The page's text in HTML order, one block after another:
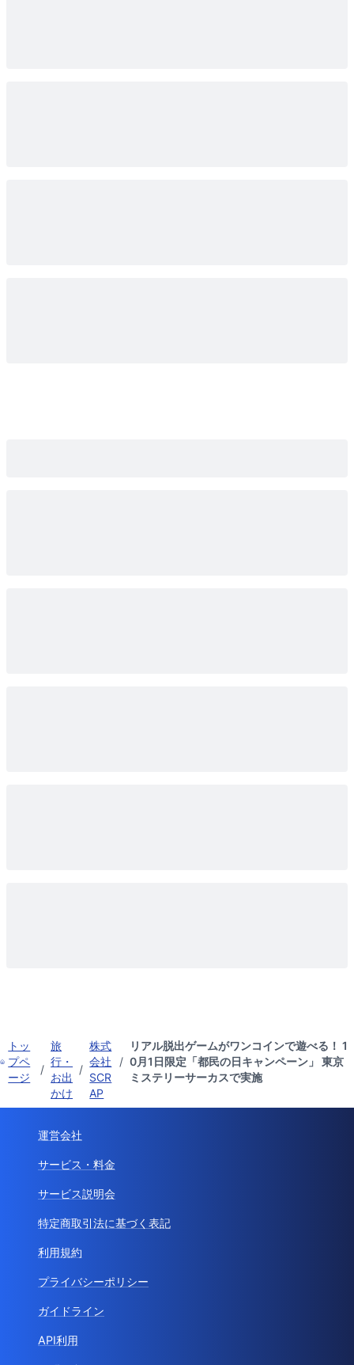
トッ
プペ
ージ
/
旅
行・
お出
かけ
/
株式
会社
SCR
AP
/
リアル脱出ゲームがワンコインで遊べる！ 1
0月1日限定「都民の日キャンペーン」 東京
ミステリーサーカスで実施
運営会社
サービス・料金
サービス説明会
特定商取引法に基づく表記
利用規約
プライバシーポリシー
ガイドライン
API利用